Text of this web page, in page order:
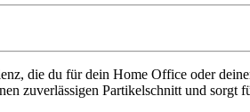
die du für dein Home Office oder
zuverlässigen Partikelschnitt und sorgt